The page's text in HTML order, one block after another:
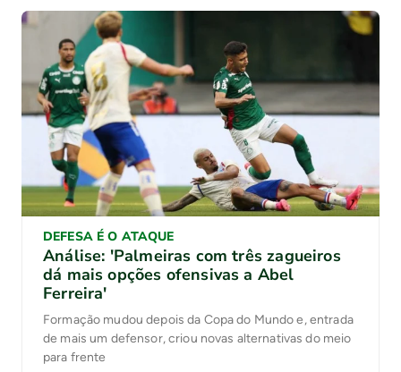
DEFESA É O ATAQUE
Análise: 'Palmeiras com três zagueiros
dá mais opções ofensivas a Abel
Ferreira'
Formação mudou depois da Copa do Mundo e, entrada
de mais um defensor, criou novas alternativas do meio
para frente